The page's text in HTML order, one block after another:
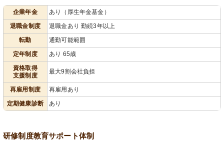
企業年金
あり（厚生年金基金）
退職金制度
退職金あり 勤続3年以上
転勤
通勤可能範囲
定年制度
あり 65歳
資格取得
支援制度
最大9割会社負担
再雇用制度
再雇用あり
定期健康診断
あり
研修制度教育サポート体制